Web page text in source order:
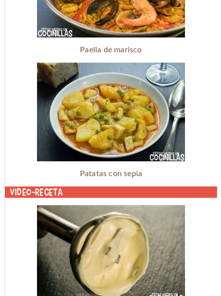
Paella de marisco
Patatas con sepia
Video-receta